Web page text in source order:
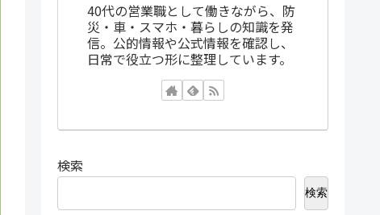
40代の営業職として働きながら、防
災・車・スマホ・暮らしの知識を発
信。公的情報や公式情報を確認し、
日常で役立つ形に整理しています。
検索
検索